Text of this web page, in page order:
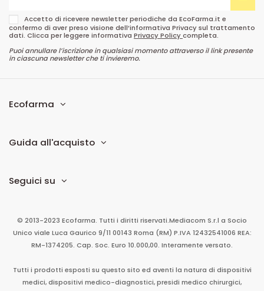
Accetto di ricevere newsletter periodiche da EcoFarma.it e
confermo di aver preso visione dell’informativa Privacy sul trattamento
dati. Clicca per leggere informativa Privacy Policycompleta.
Puoi annullare l’iscrizione in qualsiasi momento attraverso il link presente
in ciascuna newsletter che ti invieremo.
Ecofarma
Guida all'acquisto
Seguici su
© 2013-2023 Ecofarma. Tutti i diritti riservati.Mediacom S.r.l a Socio
Unico viale Luca Gaurico 9/11 00143 Roma (RM) P.IVA 12432541006 REA:
RM-1374205. Cap. Soc. Euro 10.000,00. Interamente versato.
Tutti i prodotti esposti su questo sito ed aventi la natura di dispositivi
medici, dispositivi medico-diagnostici, presidi medico chirurgici,